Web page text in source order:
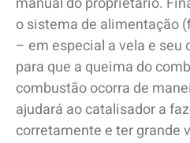
o sistema de alimentação
– em especial a vela e
para que a queima do
combustão ocorra de
ajudará ao catalisador a
corretamente e ter grande